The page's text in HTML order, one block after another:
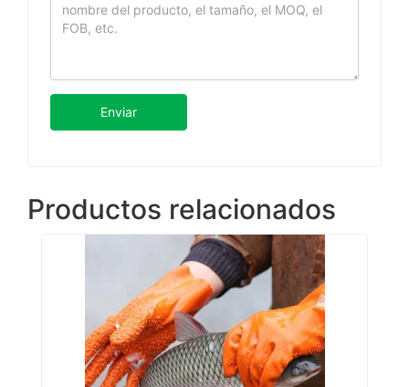
Enviar
Productos relacionados